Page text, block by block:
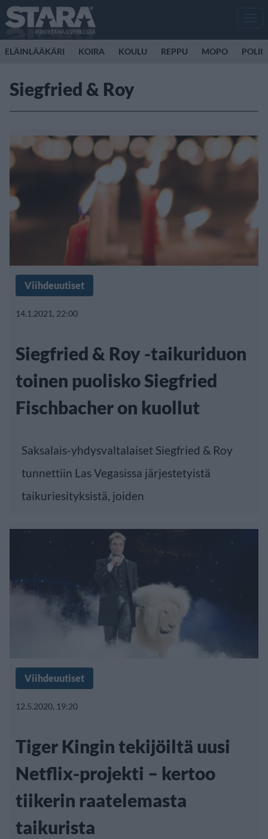
ELÄINLÄÄKÄRI KOIRA KOULU REPPU MOPO
Siegfried & Roy
Viihdeuutiset
14.1.2021, 22:00
Siegfried & Roy -taikuriduon
toinen puolisko Siegfried
Fischbacher on kuollut
Saksalais-yhdysvaltalaiset Siegfried & Roy
tunnettiin Las Vegasissa järjestetyistä
taikuriesityksistä, joiden
Viihdeuutiset
12.5.2020, 19:20
Tiger Kingin tekijöiltä uusi
Netflix-projekti – kertoo
tiikerin raatelemasta
taikurista